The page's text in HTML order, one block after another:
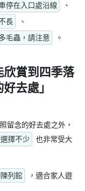
停在入口處沿線
、
長
、
毛蟲，請注意 。
欣賞到四季落
去處」
留念的好去處之外，
擇不少
也非常受大
列館
，適合家人遊